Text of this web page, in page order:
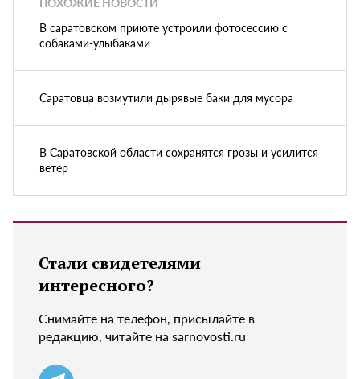
В саратовском приюте устроили фотосессию с
собаками-улыбаками
Саратовца возмутили дырявые баки для мусора
В Саратовской области сохранятся грозы и усилится
ветер
Стали свидетелями
интересного?
Снимайте на телефон, присылайте в
редакцию, читайте на sarnovosti.ru